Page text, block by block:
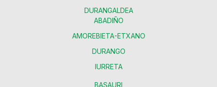
DURANGALDEA
ABADIÑO
AMOREBIETA-ETXANO
DURANGO
IURRETA
BASAURI